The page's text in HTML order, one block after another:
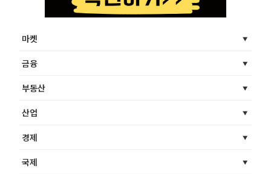
마켓
금융
부동산
산업
경제
국제